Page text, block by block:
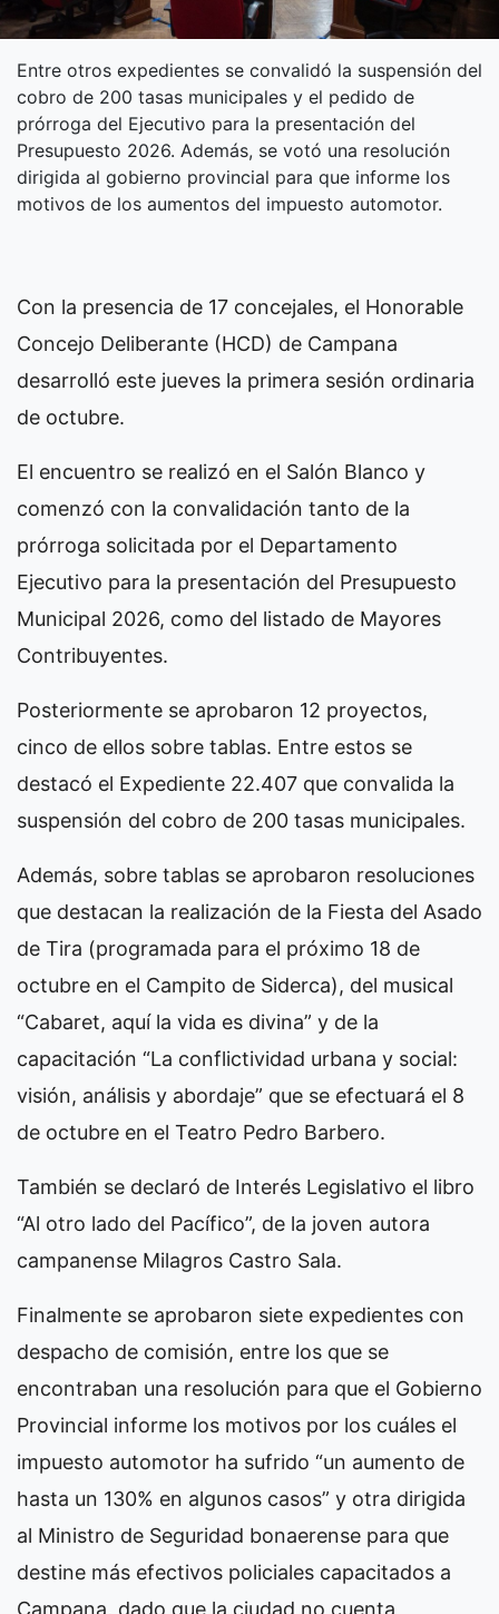
Entre otros expedientes se convalidó la suspensión del
cobro de 200 tasas municipales y el pedido de
prórroga del Ejecutivo para la presentación del
Presupuesto 2026. Además, se votó una resolución
dirigida al gobierno provincial para que informe los
motivos de los aumentos del impuesto automotor.
Con la presencia de 17 concejales, el Honorable
Concejo Deliberante (HCD) de Campana
desarrolló este jueves la primera sesión ordinaria
de octubre.
El encuentro se realizó en el Salón Blanco y
comenzó con la convalidación tanto de la
prórroga solicitada por el Departamento
Ejecutivo para la presentación del Presupuesto
Municipal 2026, como del listado de Mayores
Contribuyentes.
Posteriormente se aprobaron 12 proyectos,
cinco de ellos sobre tablas. Entre estos se
destacó el Expediente 22.407 que convalida la
suspensión del cobro de 200 tasas municipales.
Además, sobre tablas se aprobaron resoluciones
que destacan la realización de la Fiesta del Asado
de Tira (programada para el próximo 18 de
octubre en el Campito de Siderca), del musical
“Cabaret, aquí la vida es divina” y de la
capacitación “La conflictividad urbana y social:
visión, análisis y abordaje” que se efectuará el 8
de octubre en el Teatro Pedro Barbero.
También se declaró de Interés Legislativo el libro
“Al otro lado del Pacífico”, de la joven autora
campanense Milagros Castro Sala.
Finalmente se aprobaron siete expedientes con
despacho de comisión, entre los que se
encontraban una resolución para que el Gobierno
Provincial informe los motivos por los cuáles el
impuesto automotor ha sufrido “un aumento de
hasta un 130% en algunos casos” y otra dirigida
al Ministro de Seguridad bonaerense para que
destine más efectivos policiales capacitados a
Campana, dado que la ciudad no cuenta